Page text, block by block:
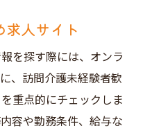
人サイト
を探す際には、オンラ
、訪問介護未経験者歓
重点的にチェックしま
容や勤務条件、給与な